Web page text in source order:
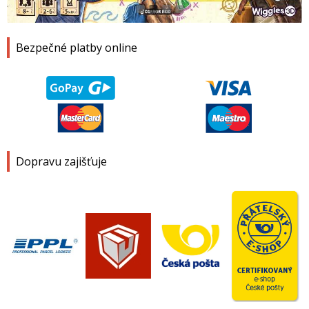
Bezpečné platby online
Dopravu zajišťuje